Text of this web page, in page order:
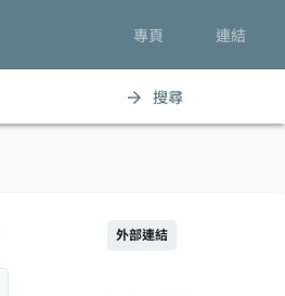
專頁 連結
arrow_forward 搜尋
外部連結